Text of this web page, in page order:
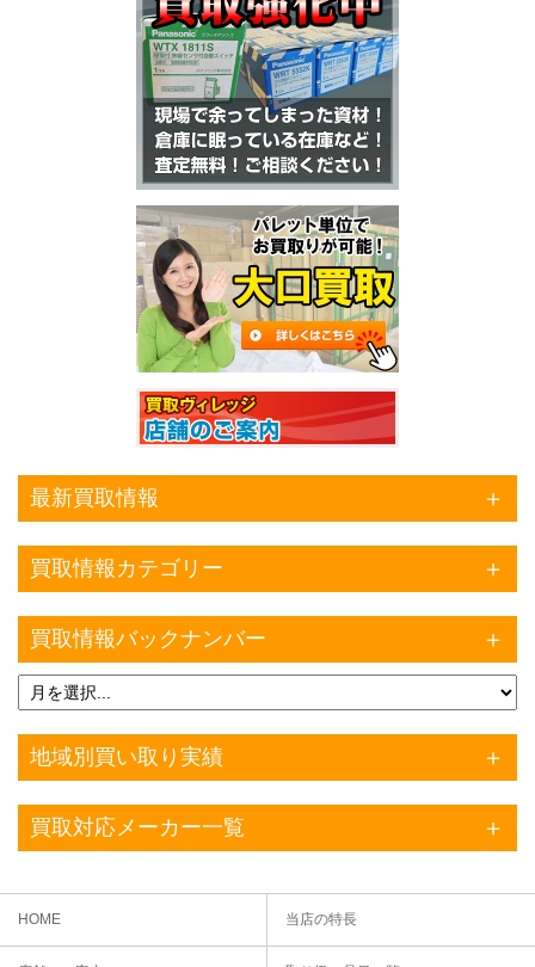
最新買取情報
買取情報カテゴリー
買取情報バックナンバー
地域別買い取り実績
買取対応メーカー一覧
HOME 当店の特長